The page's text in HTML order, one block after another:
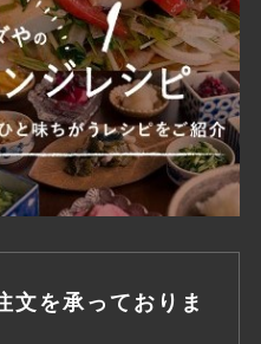
文を承っておりま